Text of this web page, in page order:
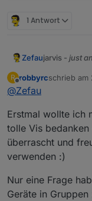
1 Antwort
Zefaujarvis - just
Was ist
vor, die zur
flexibel
jarvis ist
Screens an.
Das Layout
(beliebig
entweder
Reihenfolge
Jedes Modul
Warum jarvis?
jarvis ist
R
Offline
robbyrcschrieb am
zuletzt
@Zefau
Erstmal wollte ich
tolle Vis
überrascht und
verwenden :)
Nur eine Frage
Geräte in